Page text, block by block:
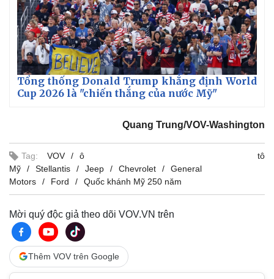
Thế giới
Quan sát
Video
Infographic
Tổng thống Donald Trump khẳng định World
Cup 2026 là "chiến thắng của nước Mỹ"
Quang Trung/VOV-Washington
Tag: VOV
ô tô
Mỹ
Stellantis Jeep Chevrolet
General
Motors
Ford Quốc khánh Mỹ 250 năm
Mời quý độc giả theo dõi VOV.VN trên
Thêm VOV trên Google